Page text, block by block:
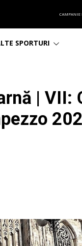
CAMPANIE
SPORTURI
| VII: